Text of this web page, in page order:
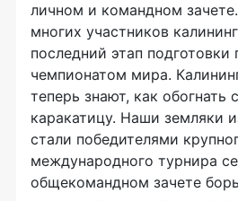
личном и командном
многих участников
последний этап подготовки
чемпионатом мира.
теперь знают, как обогнать
каракатицу. Наши земляки
стали победителями
международного турнира
общекомандном зачете